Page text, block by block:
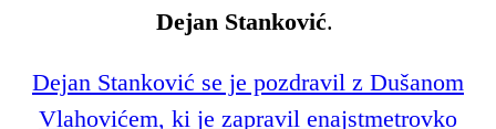
Dejan Stanković.
Dejan Stanković se je pozdravil z Dušanom
Vlahovićem, ki je zapravil enajstmetrovko